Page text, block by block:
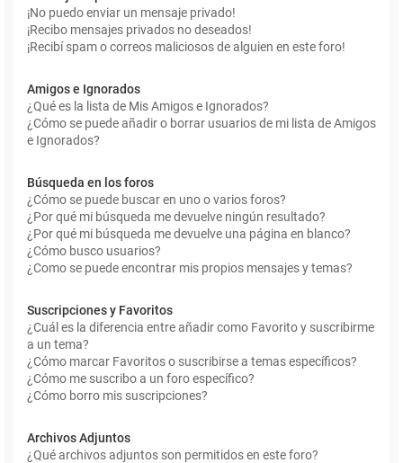
¡No puedo enviar un mensaje privado!
¡Recibo mensajes privados no deseados!
¡Recibí spam o correos maliciosos de alguien en este foro!
Amigos e Ignorados
¿Qué es la lista de Mis Amigos e Ignorados?
¿Cómo se puede añadir o borrar usuarios de mi lista de Amigos
e Ignorados?
Búsqueda en los foros
¿Cómo se puede buscar en uno o varios foros?
¿Por qué mi búsqueda me devuelve ningún resultado?
¿Por qué mi búsqueda me devuelve una página en blanco?
¿Cómo busco usuarios?
¿Como se puede encontrar mis propios mensajes y temas?
Suscripciones y Favoritos
¿Cuál es la diferencia entre añadir como Favorito y suscribirme
a un tema?
¿Cómo marcar Favoritos o suscribirse a temas específicos?
¿Cómo me suscribo a un foro específico?
¿Cómo borro mis suscripciones?
Archivos Adjuntos
¿Qué archivos adjuntos son permitidos en este foro?